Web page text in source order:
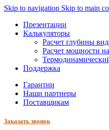
Skip to navigation Skip to main
Презентации
Калькуляторы
Расчет глубины
Расчет мощности
Поддержка
Гарантии
Наши партнеры
Поставщикам
Заказать звонок